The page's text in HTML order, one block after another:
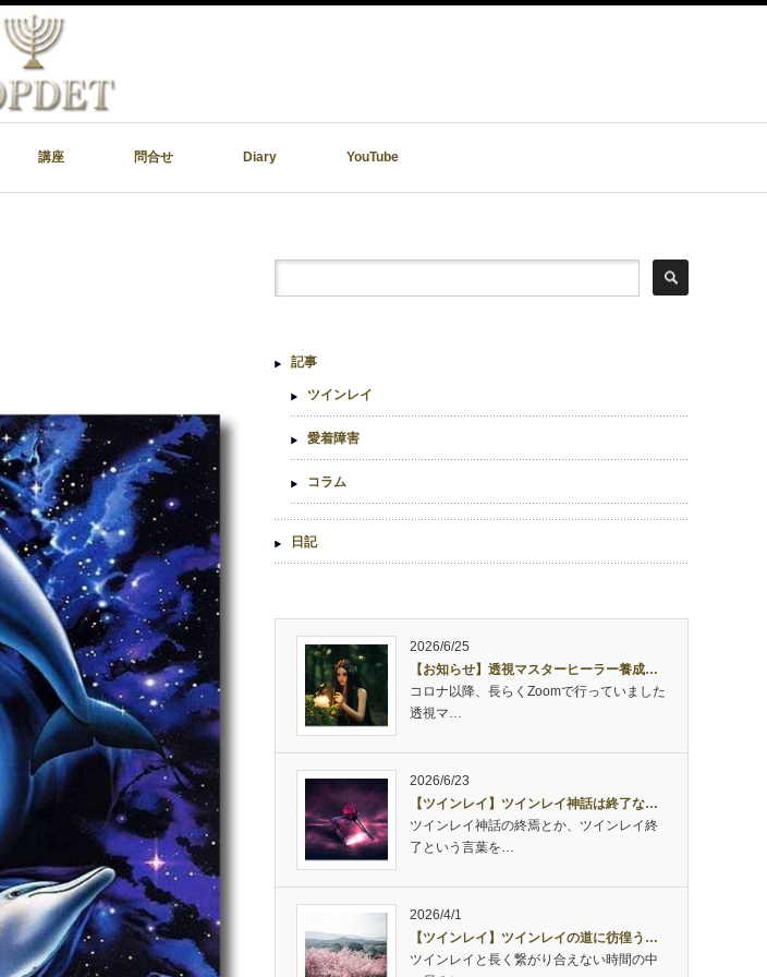
講座 問合せ Diary YouTube
記事
ツインレイ
愛着障害
コラム
日記
2026/6/25
【お知らせ】透視マスターヒーラー養成…
コロナ以降、長らくZoomで行っていました
透視マ…
2026/6/23
【ツインレイ】ツインレイ神話は終了な…
ツインレイ神話の終焉とか、ツインレイ終
了という言葉を…
2026/4/1
【ツインレイ】ツインレイの道に彷徨う…
ツインレイと長く繋がり合えない時間の中